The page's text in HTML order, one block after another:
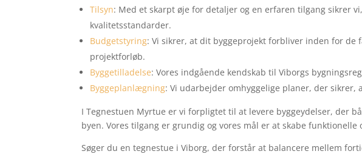
Tilsyn: Med et skarpt øje for detaljer og en erfaren tilgang sikrer
kvalitetsstandarder.
Budgetstyring: Vi sikrer, at dit byggeprojekt forbliver inden for
projektforløb.
Byggetilladelse: Vores indgående kendskab til Viborgs
Byggeplanlægning: Vi udarbejder omhyggelige planer, der
I Tegnestuen Myrtue er vi forpligtet til at levere byggeydelser, der
byen. Vores tilgang er grundig og vores mål er at skabe
Søger du en tegnestue i Viborg, der forstår at balancere mellem